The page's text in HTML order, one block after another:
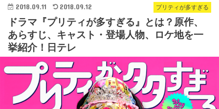
プリティが多すぎる
2018.09.11 2018.09.12
ドラマ『プリティが多すぎる』とは？原作、
あらすじ、キャスト・登場人物、ロケ地を一
挙紹介！日テレ